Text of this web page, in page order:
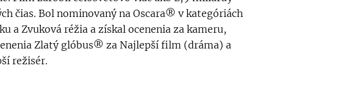
čias. Bol nominovaný na Oscara® v kategóriách
a Zvuková réžia a získal ocenenia za kameru,
Zlatý glóbus® za Najlepší film (dráma) a
režisér.